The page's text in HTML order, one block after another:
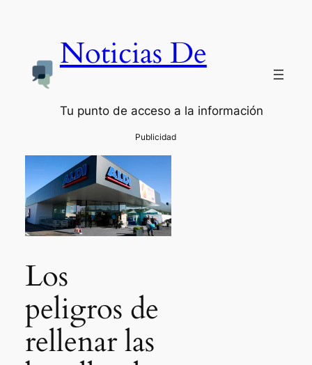
Noticias De
Tu punto de acceso a la información
Los
peligros de
rellenar las